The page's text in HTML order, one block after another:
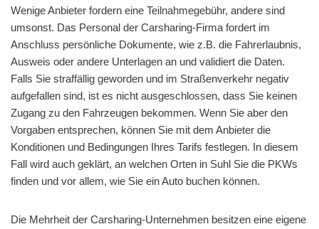
Wenige Anbieter fordern eine Teilnahmegebühr, andere sind
umsonst. Das Personal der Carsharing-Firma fordert im
Anschluss persönliche Dokumente, wie z.B. die Fahrerlaubnis,
Ausweis oder andere Unterlagen an und validiert die Daten.
Falls Sie straffällig geworden und im Straßenverkehr negativ
aufgefallen sind, ist es nicht ausgeschlossen, dass Sie keinen
Zugang zu den Fahrzeugen bekommen. Wenn Sie aber den
Vorgaben entsprechen, können Sie mit dem Anbieter die
Konditionen und Bedingungen Ihres Tarifs festlegen. In diesem
Fall wird auch geklärt, an welchen Orten in Suhl Sie die PKWs
finden und vor allem, wie Sie ein Auto buchen können.
Die Mehrheit der Carsharing-Unternehmen besitzen eine eigene